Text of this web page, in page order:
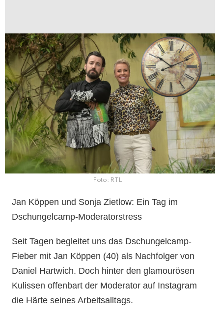
Foto: RTL
Jan Köppen und Sonja Zietlow: Ein Tag im
Dschungelcamp-Moderatorstress
Seit Tagen begleitet uns das Dschungelcamp-
Fieber mit Jan Köppen (40) als Nachfolger von
Daniel Hartwich. Doch hinter den glamourösen
Kulissen offenbart der Moderator auf Instagram
die Härte seines Arbeitsalltags.